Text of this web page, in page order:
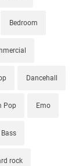
Bedroom
Dancehall
Pop Emo
rock